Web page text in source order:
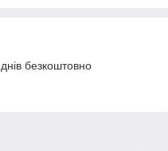
безкоштовно